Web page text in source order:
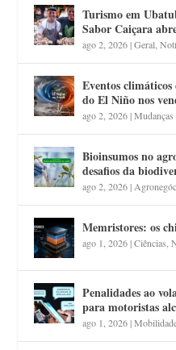
Turismo em
Sabor Caiçara
ago 2, 2026|Geral ,
Eventos
do El Niño nos
ago 2, 2026|Mudanças
Bioinsumos no
desafios da
ago 2, 2026|
Memristores: os
ago 1, 2026|Ciências ,
Penalidades ao
para motoristas
ago 1, 2026|